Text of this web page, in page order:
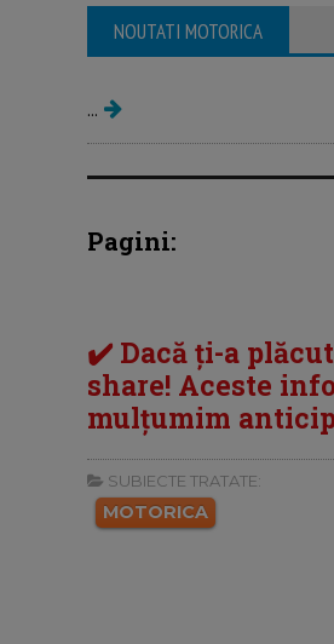
NOUTATI MOTORICA
Dezvoltarea
copilului
...
Pagini:
✔️ Dacă ți-a
share! Aceste
mulțumim
SUBIECTE TRATATE:
MOTORICA